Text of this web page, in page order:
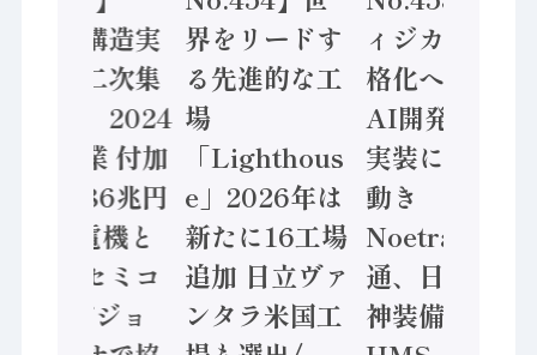
「経済構造実
態調査二次集
計結果」2024
年製造業 付加
価値額86兆円
/ 三菱電機と
ソニーセミコ
ン AIビジョ
界をリードす
る先進的な工
場
「Lighthous
e」2026年は
新たに16工場
追加 日立ヴァ
ンタラ米国工
ィジカルAI本
格化へ 国産
AI開発や社会
実装に活発な
動き
Noetra、富士
通、日立 / 兵
神装備 ×